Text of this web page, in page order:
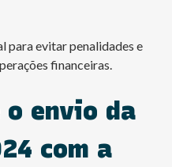
para evitar penalidades e
financeiras.
o envio da
com a